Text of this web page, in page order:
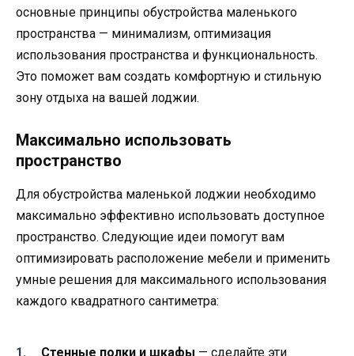
основные принципы обустройства маленького
пространства — минимализм, оптимизация
использования пространства и функциональность.
Это поможет вам создать комфортную и стильную
зону отдыха на вашей лоджии.
Максимально использовать
пространство
Для обустройства маленькой лоджии необходимо
максимально эффективно использовать доступное
пространство. Следующие идеи помогут вам
оптимизировать расположение мебели и применить
умные решения для максимального использования
каждого квадратного сантиметра:
Стенные полки и шкафы — сделайте эти